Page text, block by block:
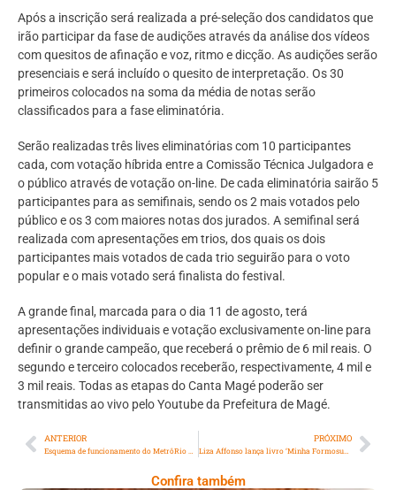
Após a inscrição será realizada a pré-seleção dos candidatos que
irão participar da fase de audições através da análise dos vídeos
com quesitos de afinação e voz, ritmo e dicção. As audições serão
presenciais e será incluído o quesito de interpretação. Os 30
primeiros colocados na soma da média de notas serão
classificados para a fase eliminatória.
Serão realizadas três lives eliminatórias com 10 participantes
cada, com votação híbrida entre a Comissão Técnica Julgadora e
o público através de votação on-line. De cada eliminatória sairão 5
participantes para as semifinais, sendo os 2 mais votados pelo
público e os 3 com maiores notas dos jurados. A semifinal será
realizada com apresentações em trios, dos quais os dois
participantes mais votados de cada trio seguirão para o voto
popular e o mais votado será finalista do festival.
A grande final, marcada para o dia 11 de agosto, terá
apresentações individuais e votação exclusivamente on-line para
definir o grande campeão, que receberá o prêmio de 6 mil reais. O
segundo e terceiro colocados receberão, respectivamente, 4 mil e
3 mil reais. Todas as etapas do Canta Magé poderão ser
transmitidas ao vivo pelo Youtube da Prefeitura de Magé.
ANTERIOR
Esquema de funcionamento do MetrôRio para o feriado de Sexta-feira Santa (07/04) e final do Campeonato Carioca no Maracanã no domingo (09/04)
PRÓXIMO
Liza Affonso lança livro ‘Minha Formosura Não é Vã’
Confira também